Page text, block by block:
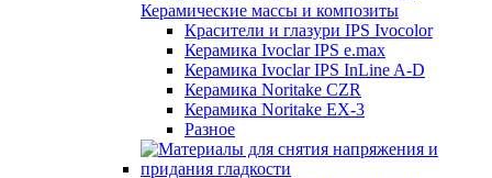
Керамические массы и композиты
Красители и глазури IPS Ivocolor
Керамика Ivoclar IPS e.max
Керамика Ivoclar IPS InLine A-D
Керамика Noritake CZR
Керамика Noritake EX-3
Разное